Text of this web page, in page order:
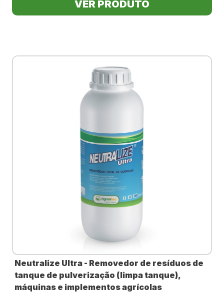
VER PRODUTO
Neutralize Ultra - Removedor de resíduos de
tanque de pulverização (limpa tanque),
máquinas e implementos agrícolas